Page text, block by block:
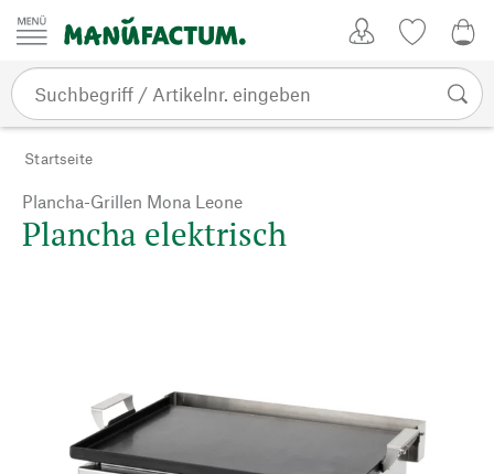
Zum Inhalt springen
Startseite
Plancha-Grillen Mona Leone
Plancha elektrisch